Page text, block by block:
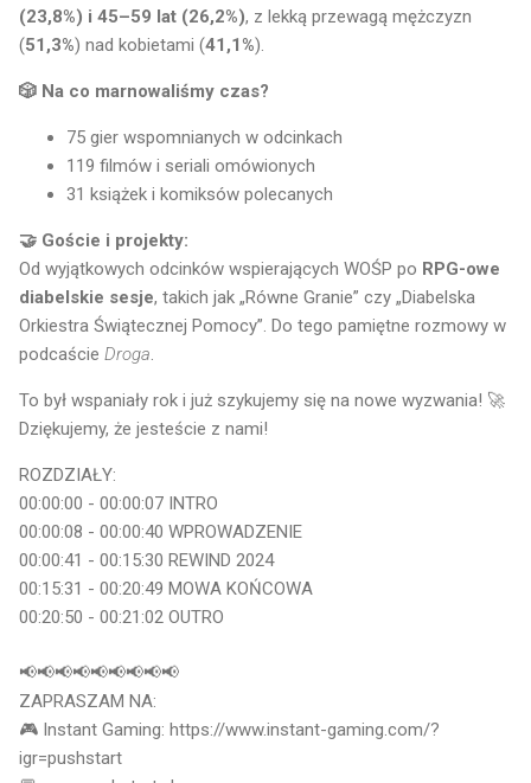
(23,8%) i 45–59 lat (26,2%), z lekką przewagą mężczyzn
(51,3%) nad kobietami (41,1%).
🎲 Na co marnowaliśmy czas?
75 gier wspomnianych w odcinkach
119 filmów i seriali omówionych
31 książek i komiksów polecanych
🤝 Goście i projekty:
Od wyjątkowych odcinków wspierających WOŚP po RPG-owe
diabelskie sesje, takich jak „Równe Granie” czy „Diabelska
Orkiestra Świątecznej Pomocy”. Do tego pamiętne rozmowy w
podcaście Droga
To był wspaniały rok i już szykujemy się na nowe wyzwania! 🚀
Dziękujemy, że jesteście z nami!
ROZDZIAŁY:
00:00:00 - 00:00:07 INTRO
00:00:08 - 00:00:40 WPROWADZENIE
00:00:41 - 00:15:30 REWIND 2024
00:15:31 - 00:20:49 MOWA KOŃCOWA
00:20:50 - 00:21:02 OUTRO
📢📢📢📢📢📢📢📢📢
ZAPRASZAM NA:
🎮 Instant Gaming: https://www.instant-gaming.com/?
igr=pushstart